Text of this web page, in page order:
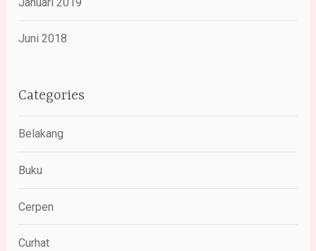
Juni 2018
Categories
Belakang
Buku
Cerpen
Curhat